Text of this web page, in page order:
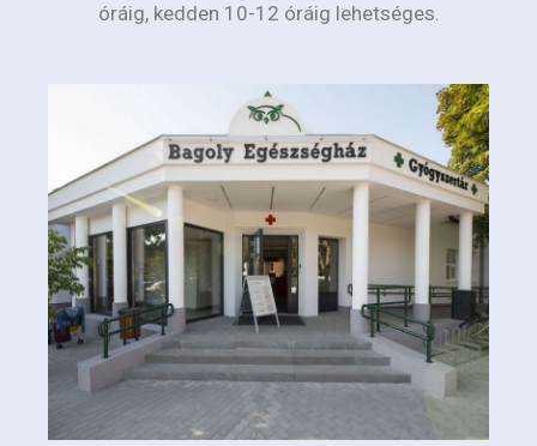
óráig, kedden 10-12 óráig lehetséges.